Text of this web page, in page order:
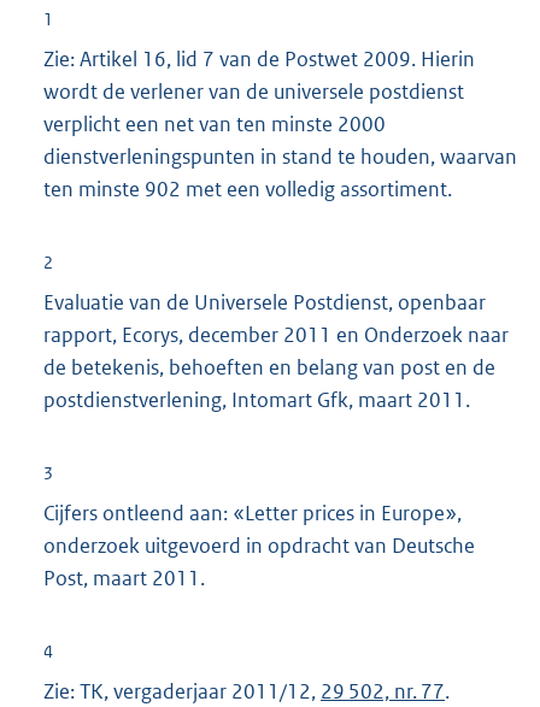
1
Zie: Artikel 16, lid 7 van de Postwet 2009. Hierin
wordt de verlener van de universele postdienst
verplicht een net van ten minste 2000
dienstverleningspunten in stand te houden, waarvan
ten minste 902 met een volledig assortiment.
2
Evaluatie van de Universele Postdienst, openbaar
rapport, Ecorys, december 2011 en Onderzoek naar
de betekenis, behoeften en belang van post en de
postdienstverlening, Intomart Gfk, maart 2011.
3
Cijfers ontleend aan: «Letter prices in Europe»,
onderzoek uitgevoerd in opdracht van Deutsche
Post, maart 2011.
4
Zie: TK, vergaderjaar 2011/12, 29 502, nr. 77.